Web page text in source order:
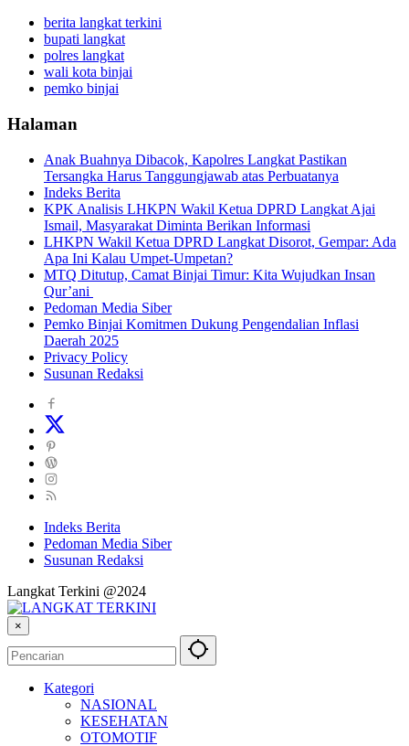
berita langkat terkini
bupati langkat
polres langkat
wali kota binjai
pemko binjai
Halaman
Anak Buahnya Dibacok, Kapolres Langkat Pastikan
Tersangka Harus Tanggungjawab atas Perbuatanya
Indeks Berita
KPK Analisis LHKPN Wakil Ketua DPRD Langkat Ajai
Ismail, Masyarakat Diminta Berikan Informasi
LHKPN Wakil Ketua DPRD Langkat Disorot, Gempar: Ada
Apa Ini Kalau Umpet-Umpetan?
MTQ Ditutup, Camat Binjai Timur: Kita Wujudkan Insan
Qur’ani
Pedoman Media Siber
Pemko Binjai Komitmen Dukung Pengendalian Inflasi
Daerah 2025
Privacy Policy
Susunan Redaksi
Indeks Berita
Pedoman Media Siber
Susunan Redaksi
Langkat Terkini @2024
×
Kategori
NASIONAL
KESEHATAN
OTOMOTIF